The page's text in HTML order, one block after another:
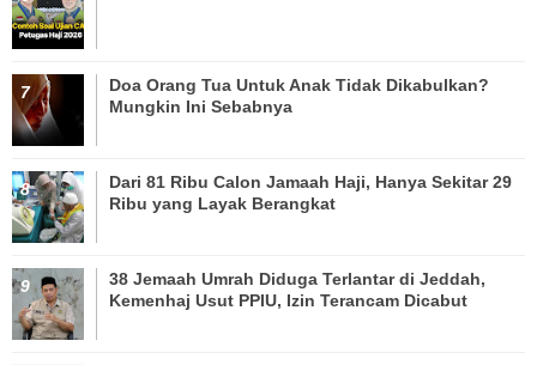
Doa Orang Tua Untuk Anak Tidak Dikabulkan?
Mungkin Ini Sebabnya
Dari 81 Ribu Calon Jamaah Haji, Hanya Sekitar 29
Ribu yang Layak Berangkat
38 Jemaah Umrah Diduga Terlantar di Jeddah,
Kemenhaj Usut PPIU, Izin Terancam Dicabut